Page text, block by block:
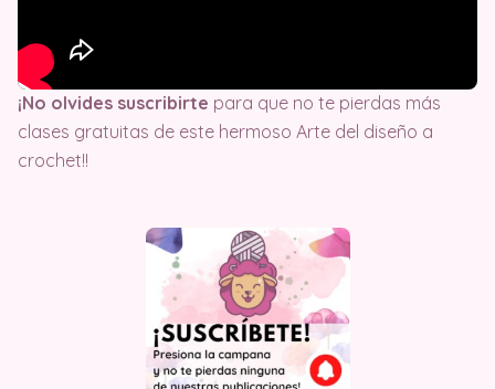
¡No olvides suscribirte para que no te pierdas más
clases gratuitas de este hermoso Arte del diseño a
crochet!!